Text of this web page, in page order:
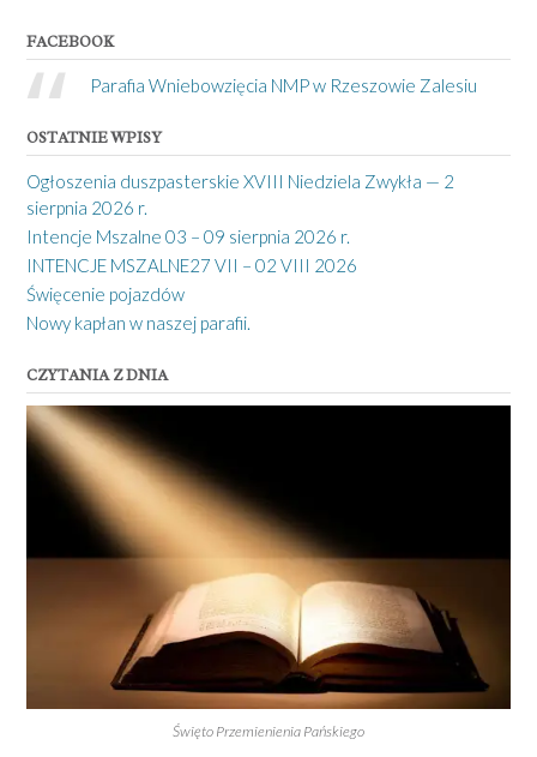
FACEBOOK
Parafia Wniebowzięcia NMP w Rzeszowie Zalesiu
OSTATNIE WPISY
Ogłoszenia duszpasterskie XVIII Niedziela Zwykła — 2
sierpnia 2026 r.
Intencje Mszalne 03 – 09 sierpnia 2026 r.
INTENCJE MSZALNE27 VII – 02 VIII 2026
Święcenie pojazdów
Nowy kapłan w naszej parafii.
CZYTANIA Z DNIA
Święto Przemienienia Pańskiego